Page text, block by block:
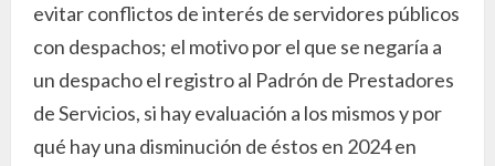
evitar conflictos de interés de servidores públicos
con despachos; el motivo por el que se negaría a
un despacho el registro al Padrón de Prestadores
de Servicios, si hay evaluación a los mismos y por
qué hay una disminución de éstos en 2024 en